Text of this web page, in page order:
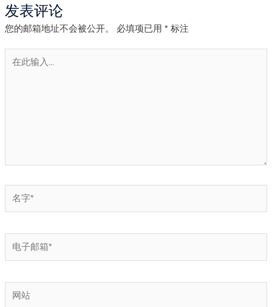
发表评论
您的邮箱地址不会被公开。 必填项已用 * 标注
此
字
*
子
邮
站